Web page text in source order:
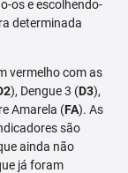
os e escolhendo-
determinada
vermelho com as
), Dengue 3 (D3),
Amarela (FA). As
são
ainda não
já foram